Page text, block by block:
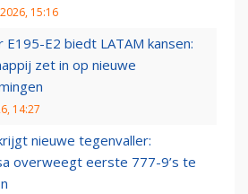
15:16
E195-E2 biedt LATAM kansen:
zet in op nieuwe
14:27
nieuwe tegenvaller:
overweegt eerste 777-9’s te